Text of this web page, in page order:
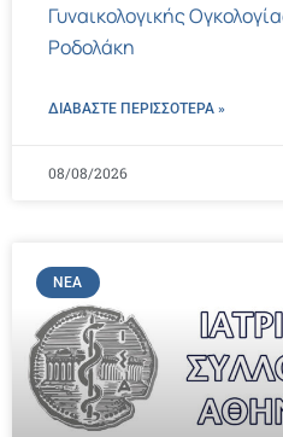
Γυναικολογικής
Ροδολάκη
ΔΙΑΒΑΣΤΕ ΠΕΡΙΣΣΌΤΕΡΑ »
08/08/2026
ΝΈΑ